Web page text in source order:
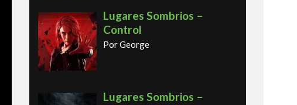
Lugares Sombrios –
Control
Por George
Lugares Sombrios –